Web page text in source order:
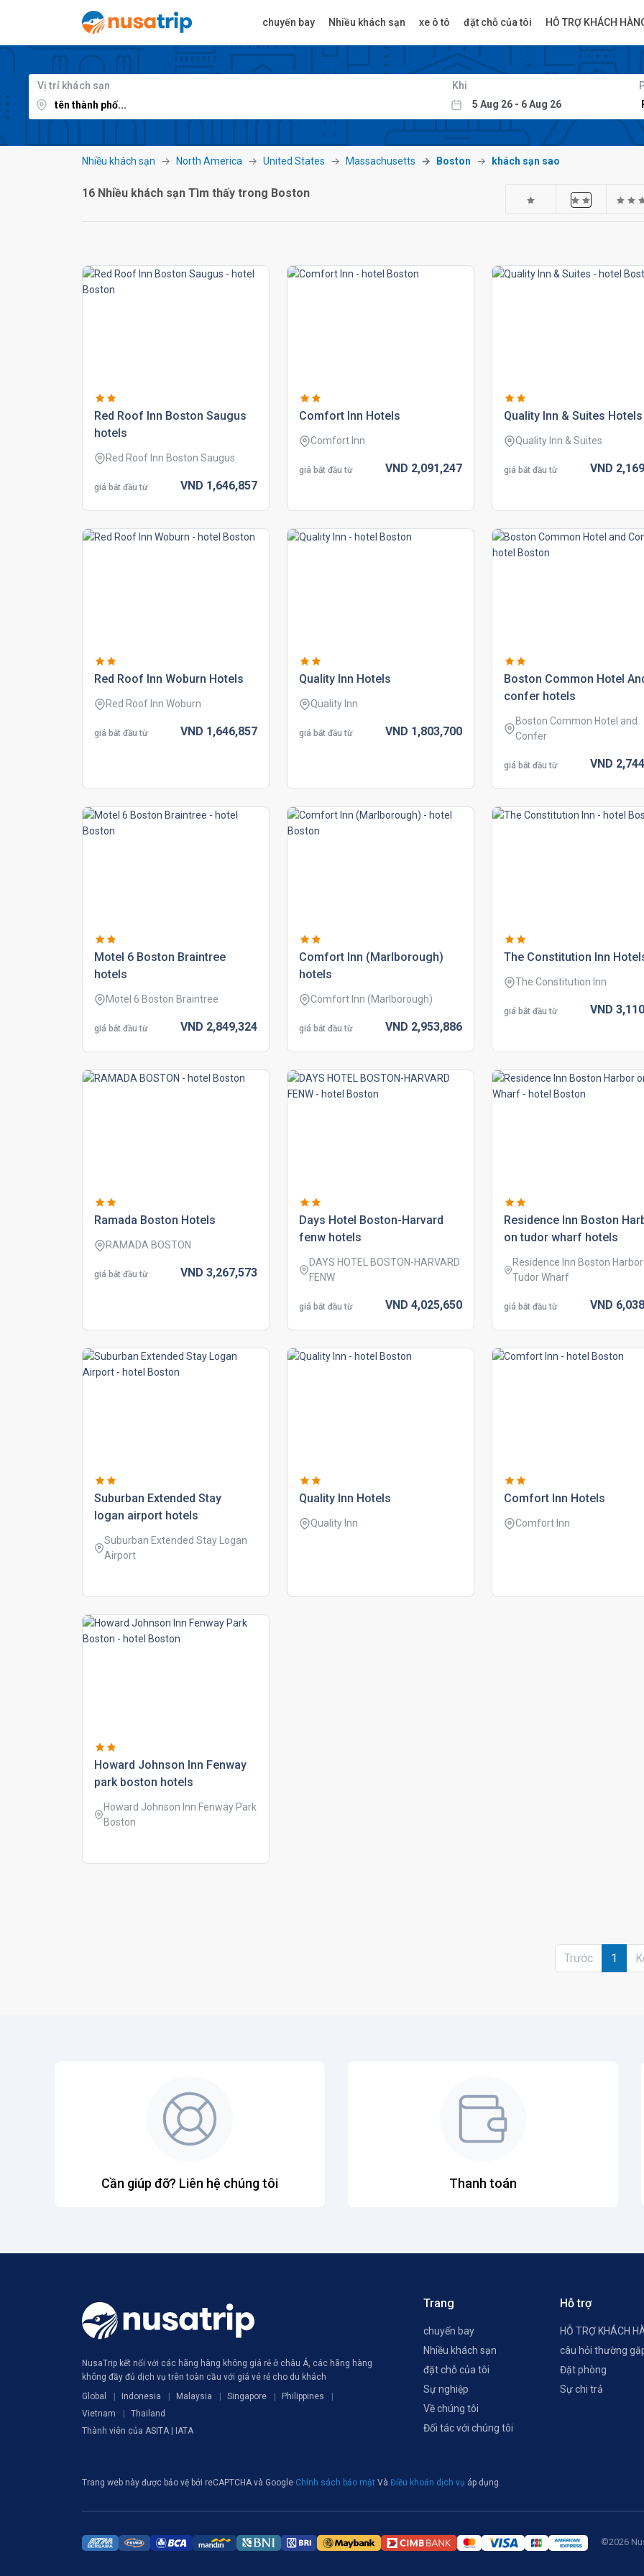
chuyến bay Nhiều khách sạn xe ô tô đặt chỗ của tôi HỖ TRỢ KHÁCH
Vị trí khách sạn Khi
Nhiều khách sạn North America United States Massachusetts Boston khách sạn sao
16 Nhiều khách sạn Tìm thấy trong Boston
red roof inn boston saugus
hotels
Red Roof Inn Boston Saugus
giá bắt đầu từ VND 1,646,857
comfort inn hotels
Comfort Inn
giá bắt đầu từ VND 2,091,247
quality inn & suites hotels
Quality Inn & Suites
giá bắt đầu từ VND
red roof inn woburn hotels
Red Roof Inn Woburn
giá bắt đầu từ VND 1,646,857
quality inn hotels
Quality Inn
giá bắt đầu từ VND 1,803,700
boston common hotel
confer hotels
Boston Common Hotel and
Confer
giá bắt đầu từ VND
motel 6 boston braintree
hotels
Motel 6 Boston Braintree
giá bắt đầu từ VND 2,849,324
comfort inn (marlborough)
hotels
Comfort Inn (Marlborough)
giá bắt đầu từ VND 2,953,886
the constitution inn
The Constitution Inn
giá bắt đầu từ VND
ramada boston hotels
RAMADA BOSTON
giá bắt đầu từ VND 3,267,573
days hotel boston-harvard
fenw hotels
DAYS HOTEL BOSTON-HARVARD
FENW
giá bắt đầu từ VND 4,025,650
residence inn boston
on tudor wharf hotels
Residence Inn Boston
Tudor Wharf
giá bắt đầu từ VND
suburban extended stay
logan airport hotels
Suburban Extended Stay Logan
Airport
quality inn hotels
Quality Inn
comfort inn hotels
Comfort Inn
howard johnson inn fenway
park boston hotels
Howard Johnson Inn Fenway Park
Boston
Trước 1
Cần giúp đỡ? Liên hệ chúng tôi Thanh toán
NusaTrip kết nối với các hãng hàng không giá rẻ ở châu Á, các hãng hàng
không đầy đủ dịch vụ trên toàn cầu với giá vé rẻ cho du khách
Global
Indonesia Malaysia Singapore
Philippines
Vietnam
Thailand
Thành viên của ASITA | IATA
Trang
chuyến bay
Nhiều khách sạn
đặt chỗ của tôi
Sự nghiệp
Về chúng tôi
Đối tác với chúng tôi
Hỗ trợ
HỖ TRỢ KHÁCH
câu hỏi thường
Đặt phòng
Sự chi trả
Trang web này được bảo vệ bởi reCAPTCHA và Google Chính sách bảo mật Và Điều khoản dịch vụ áp dụng.
©2026